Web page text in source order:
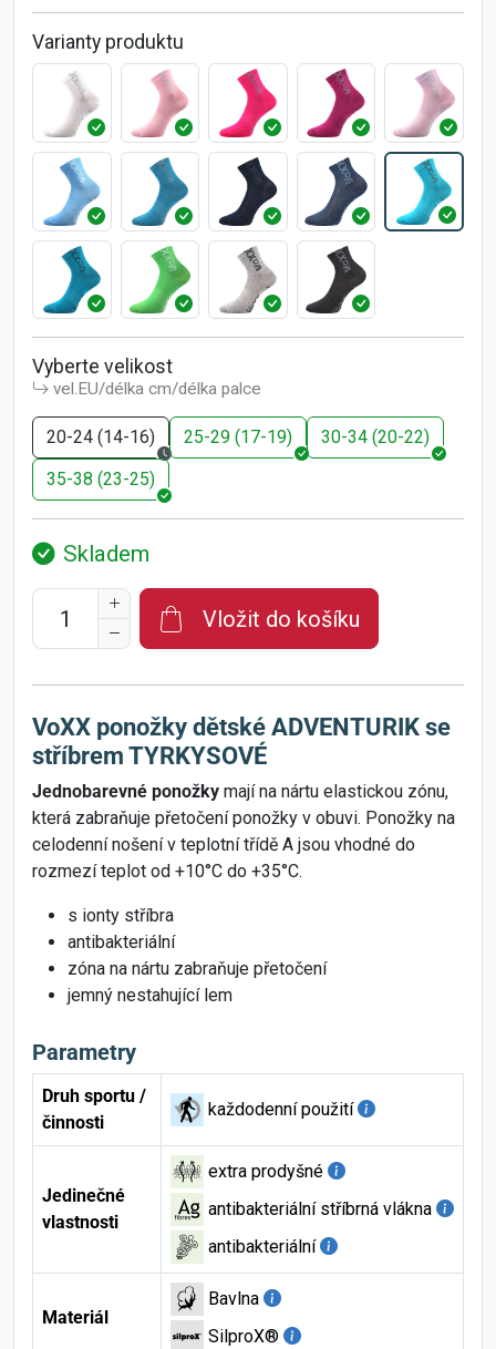
Varianty produktu
Vyberte velikost
vel.EU/délka cm/délka palce
20-24 (14-16) 25-29 (17-19)
30-34 (20-22)
35-38 (23-25)
Skladem
Vložit do košíku
VoXX ponožky dětské ADVENTURIK se
stříbrem TYRKYSOVÉ
Jednobarevné ponožky mají na nártu elastickou zónu,
která zabraňuje přetočení ponožky v obuvi. Ponožky na
celodenní nošení v teplotní třídě A jsou vhodné do
rozmezí teplot od +10°C do +35°C.
s ionty stříbra
antibakteriální
zóna na nártu zabraňuje přetočení
jemný nestahující lem
Parametry
Druh sportu /
činnosti
každodenní použití
Jedinečné
vlastnosti
extra prodyšné
antibakteriální stříbrná vlákna
antibakteriální
Materiál
Bavlna
SilproX®